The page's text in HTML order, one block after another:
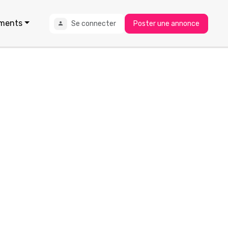
Se connecter Poster une annonce